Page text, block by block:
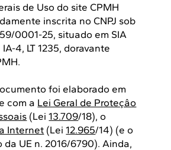
de Uso do site CPMH
inscrita no CNPJ sob
0001-25, situado em SIA
4, LT 1235, doravante
foi elaborado em
com a Lei Geral de Proteçâo
(Lei13.709/18), o
Internet (Lei12.965/14) (e o
da UE n. 2016/6790). Ainda,